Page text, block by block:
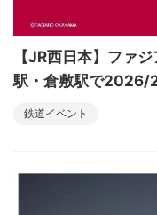
【JR西日本】ファ
駅・倉敷駅で2026/
鉄道イベント